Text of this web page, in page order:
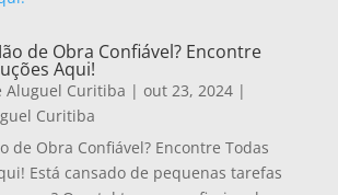
de Obra Confiável? Encontre
Aqui!
Aluguel Curitiba | out 23, 2024|
Curitiba
de Obra Confiável? Encontre Todas
Está cansado de pequenas tarefas